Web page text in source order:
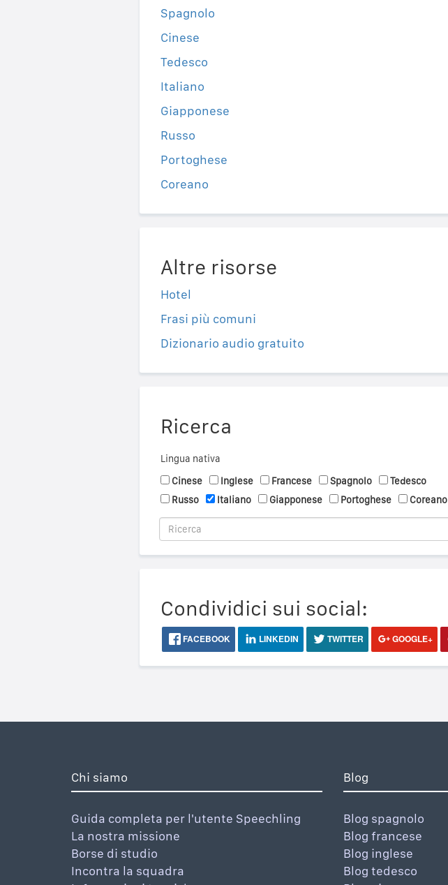
Spagnolo
Cinese
Tedesco
Italiano
Giapponese
Russo
Portoghese
Coreano
Altre risorse
Hotel
Frasi più comuni
Dizionario audio gratuito
Ricerca
Lingua nativa
Cinese
Inglese Francese Spagnolo
Tedesco
Russo
Italiano Giapponese Portoghese Coreano
Condividici sui social:
FACEBOOK LINKEDIN TWITTER GOOGLE+
Chi siamo
Guida completa per l'utente Speechling
La nostra missione
Borse di studio
Incontra la squadra
Blog
Blog spagnolo
Blog francese
Blog inglese
Blog tedesco